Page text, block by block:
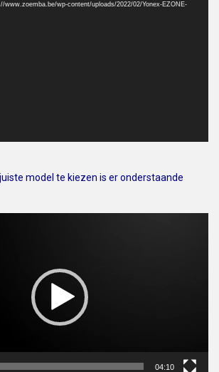
www.zoemba.be/wp-content/uploads/2022/02/Yonex-EZONE-
model te kiezen is er onderstaande
04:10